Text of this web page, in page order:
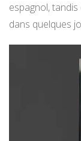
espagnol,
dans quelques